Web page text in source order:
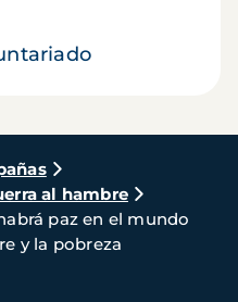
al hambre
paz en el mundo
y la pobreza